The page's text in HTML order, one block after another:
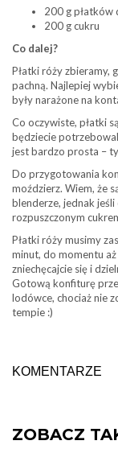
200 g płatków
200 g cukru
Co dalej?
Płatki róży zbieramy,
pachną. Najlepiej
były narażone na
Co oczywiste, płatki
będziecie
jest bardzo prosta –
Do przygotowania
moździerz. Wiem, że
blenderze, jednak jeśli
rozpuszczonym
Płatki róży musimy
minut, do momentu aż
zniechęcajcie się i
Gotową konfiturę
lodówce, chociaż nie
tempie :)
KOMENTARZE
ZOBACZ